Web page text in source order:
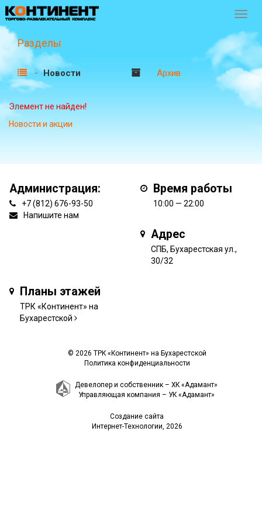
Разделы
Новости Архив
Элемент не найден!
Новости и акции
Администрация:
+7 (812) 676-93-50
Напишите нам
Время работы
10:00 — 22:00
Адрес
СПБ, Бухарестская ул.,
30/32
Планы этажей
ТРК «Континент» на
Бухарестской
© 2026 ТРК «Континент» на Бухарестской
Политика конфиденциальности
Девелопер и собственник – ХК «Адамант»
Управляющая компания – УК «Адамант»
Создание сайта
Интернет-Технологии, 2026